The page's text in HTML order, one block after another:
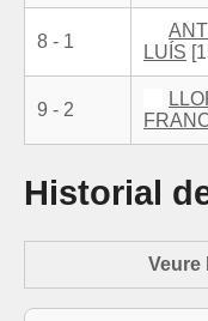
8 - 1
LUÍS
9 - 2
Historial
Veure